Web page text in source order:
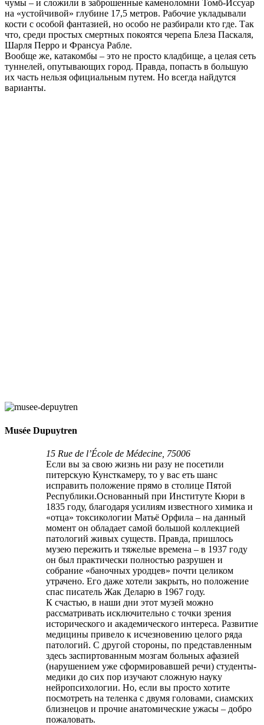
чумы – и сложили в заброшенные каменоломни Томб-Иссуар
на «устойчивой» глубине 17,5 метров. Рабочие укладывали
кости с особой фантазией, но особо не разбирали кто где. Так
что, среди простых смертных покоятся черепа Блеза Паскаля,
Шарля Перро и Франсуа Рабле.
Вообще же, катакомбы – это не просто кладбище, а целая сеть
туннелей, опутывающих город. Правда, попасть в большую
их часть нельзя официальным путем. Но всегда найдутся
варианты.
Musée Dupuytren
15 Rue de l’École de Médecine, 75006
Если вы за свою жизнь ни разу не посетили
питерскую Кунсткамеру, то у вас еть шанс
исправить положение прямо в столице Пятой
Республики.Основанный при Институте Кюри в
1835 году, благодаря усилиям известного химика и
«отца» токсикологии Матьё Орфила – на данный
момент он обладает самой большой коллекцией
патологий живых существ. Правда, пришлось
музею пережить и тяжелые времена – в 1937 году
он был практически полностью разрушен и
собрание «баночных уродцев» почти целиком
утрачено. Его даже хотели закрыть, но положение
спас писатель Жак Деларю в 1967 году.
К счастью, в наши дни этот музей можно
рассматривать исключительно с точки зрения
исторического и академического интереса. Развитие
медицины привело к исчезновению целого ряда
патологий. С другой стороны, по представленным
здесь заспиртованным мозгам больных афазией
(нарушением уже сформировавшей речи) студенты-
медики до сих пор изучают сложную науку
нейропсихологии. Но, если вы просто хотите
посмотреть на теленка с двумя головами, сиамских
близнецов и прочие анатомические ужасы – добро
пожаловать.